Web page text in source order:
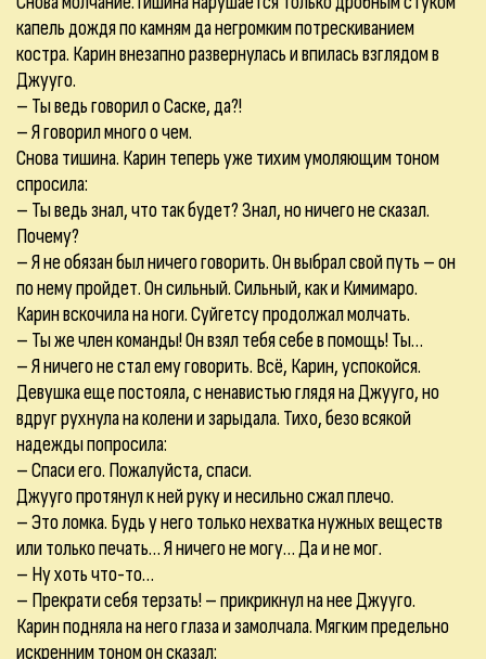
капель дождя по камням да негромким потрескиванием
костра. Карин внезапно развернулась и впилась взглядом в
Джууго.
– Ты ведь говорил о Саске, да?!
– Я говорил много о чем.
Снова тишина. Карин теперь уже тихим умоляющим тоном
спросила:
– Ты ведь знал, что так будет? Знал, но ничего не сказал.
Почему?
– Я не обязан был ничего говорить. Он выбрал свой путь – он
по нему пройдет. Он сильный. Сильный, как и Кимимаро.
Карин вскочила на ноги. Суйгетсу продолжал молчать.
– Ты же член команды! Он взял тебя себе в помощь! Ты…
– Я ничего не стал ему говорить. Всё, Карин, успокойся.
Девушка еще постояла, с ненавистью глядя на Джууго, но
вдруг рухнула на колени и зарыдала. Тихо, безо всякой
надежды попросила:
– Спаси его. Пожалуйста, спаси.
Джууго протянул к ней руку и несильно сжал плечо.
– Это ломка. Будь у него только нехватка нужных веществ
или только печать… Я ничего не могу… Да и не мог.
– Ну хоть что-то…
– Прекрати себя терзать! – прикрикнул на нее Джууго.
Карин подняла на него глаза и замолчала. Мягким предельно
искренним тоном он сказал: